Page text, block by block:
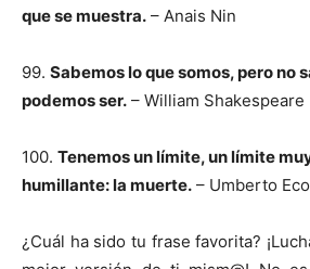
que se muestra. – Anais Nin
99. Sabemos lo que somos, pero no
podemos ser. – William Shakespeare
100. Tenemos un límite, un límite
humillante: la muerte. – Umberto Eco
¿Cuál ha sido tu frase favorita?